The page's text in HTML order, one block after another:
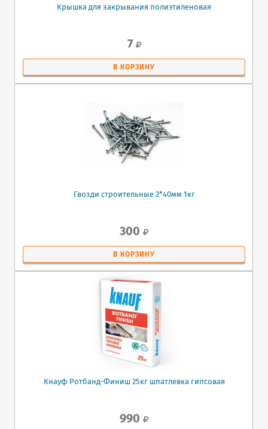
Крышка для закрывания полиэтиленовая
7
В КОРЗИНУ
Гвозди строительные 2*40мм 1кг
300
В КОРЗИНУ
Кнауф Ротбанд-Финиш 25кг шпатлевка гипсовая
990